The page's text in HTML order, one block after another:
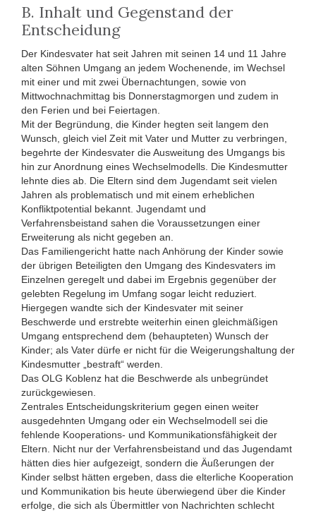
B. Inhalt und Gegenstand der
Entscheidung
Der Kindesvater hat seit Jahren mit seinen 14 und 11 Jahre
alten Söhnen Umgang an jedem Wochenende, im Wechsel
mit einer und mit zwei Übernachtungen, sowie von
Mittwochnachmittag bis Donnerstagmorgen und zudem in
den Ferien und bei Feiertagen.
Mit der Begründung, die Kinder hegten seit langem den
Wunsch, gleich viel Zeit mit Vater und Mutter zu verbringen,
begehrte der Kindesvater die Ausweitung des Umgangs bis
hin zur Anordnung eines Wechselmodells. Die Kindesmutter
lehnte dies ab. Die Eltern sind dem Jugendamt seit vielen
Jahren als problematisch und mit einem erheblichen
Konfliktpotential bekannt. Jugendamt und
Verfahrensbeistand sahen die Voraussetzungen einer
Erweiterung als nicht gegeben an.
Das Familiengericht hatte nach Anhörung der Kinder sowie
der übrigen Beteiligten den Umgang des Kindesvaters im
Einzelnen geregelt und dabei im Ergebnis gegenüber der
gelebten Regelung im Umfang sogar leicht reduziert.
Hiergegen wandte sich der Kindesvater mit seiner
Beschwerde und erstrebte weiterhin einen gleichmäßigen
Umgang entsprechend dem (behaupteten) Wunsch der
Kinder; als Vater dürfe er nicht für die Weigerungshaltung der
Kindesmutter „bestraft“ werden.
Das OLG Koblenz hat die Beschwerde als unbegründet
zurückgewiesen.
Zentrales Entscheidungskriterium gegen einen weiter
ausgedehnten Umgang oder ein Wechselmodell sei die
fehlende Kooperations- und Kommunikationsfähigkeit der
Eltern. Nicht nur der Verfahrensbeistand und das Jugendamt
hätten dies hier aufgezeigt, sondern die Äußerungen der
Kinder selbst hätten ergeben, dass die elterliche Kooperation
und Kommunikation bis heute überwiegend über die Kinder
erfolge, die sich als Übermittler von Nachrichten schlecht